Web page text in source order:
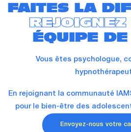
FAITES LA
REJOIGNEZ
ÉQUIPE DE
Vous êtes psychologue,
En rejoignant la communauté
pour le bien-être des
Envoyez-nous votre